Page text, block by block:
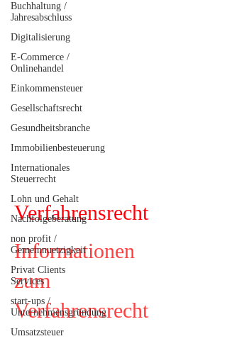
Buchhaltung /
Jahresabschluss
Digitalisierung
E-Commerce /
Onlinehandel
Einkommensteuer
Gesellschaftsrecht
Gesundheitsbranche
Immobilienbesteuerung
Internationales
Steuerrecht
Lohn und Gehalt
Nachfolgeberatung
non profit /
Gemeinnuetzigkeit
Privat Clients
Services
start-ups /
Unternehmensgründung
Umsatzsteuer
Verfahrensrecht
Informationen
zum
Verfahrensrecht